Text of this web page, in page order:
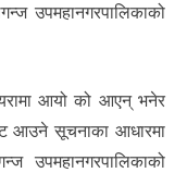
उपमहानगरपालिकाको
आयो को आएन् भनेर
आउने सूचनाका आधारमा
उपमहानगरपालिकाको